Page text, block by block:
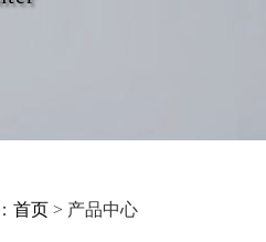
首页 > 产品中心